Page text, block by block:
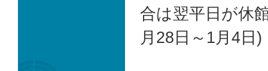
合は翌平日が休
月28日～1月4日)